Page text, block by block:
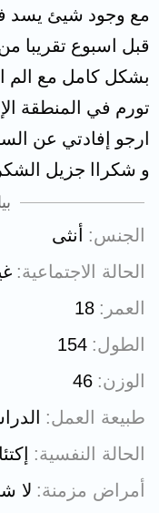
مع وجود شيئ يسد
قبل اسبوع تقريبا
بشكل كامل مع الم
تورم في المنطقة
ارجو إفادتي عن
و شكراا جزيل الشكر
الجنس
أنثى
الحالة الاجتماعية
العمر
18
الطول 154
الوزن 46
طبيعة العمل
الحالة النفسية
أمراض مزمنة لا